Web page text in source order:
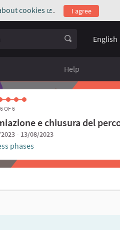
cookies
(External link)
. I agree
English
Help
OF 6
e chiusura del
- 13/08/2023
phases